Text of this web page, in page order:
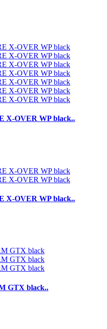
X-OVER WP black..
X-OVER WP black..
GTX black..